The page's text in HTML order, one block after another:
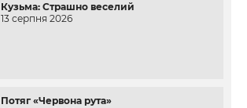
Кузьма: Страшно веселий
13 серпня 2026
Потяг «Червона рута»